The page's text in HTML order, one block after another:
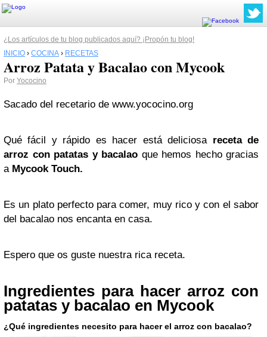
¿Los artículos de tu blog publicados aquí? ¡Propón tu blog!
INICIO › COCINA › RECETAS
Arroz Patata y Bacalao con Mycook
Por Yococino
Sacado del recetario de www.yococino.org
Qué fácil y rápido es hacer está deliciosa receta de
arroz con patatas y bacalao que hemos hecho gracias
a Mycook Touch.
Es un plato perfecto para comer, muy rico y con el sabor
del bacalao nos encanta en casa.
Espero que os guste nuestra rica receta.
Ingredientes para hacer arroz con
patatas y bacalao en Mycook
¿Qué ingredientes necesito para hacer el arroz con bacalao?